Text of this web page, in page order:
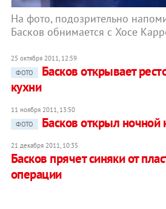
На фото, подозрительно
Басков обнимается с Хосе
25 октября 2011, 12:59
ФОТО
Басков открывает
кухни
11 ноября 2011, 13:50
ФОТО
Басков открыл ночной
21 декабря 2011, 10:35
Басков прячет синяки от
операции